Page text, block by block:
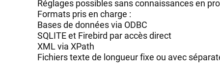
Réglages possibles sans connaissances en
Formats pris en charge :
Bases de données via ODBC
SQLITE et Firebird par accès direct
XML via XPath
Fichiers texte de longueur fixe ou avec